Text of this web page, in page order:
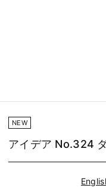
NEW
アイデア No.324